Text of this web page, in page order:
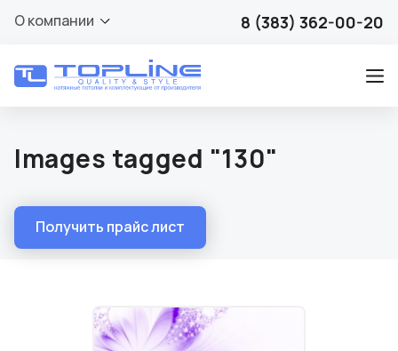
О компании 8 (383) 362-00-20
Images tagged "130"
Получить прайс лист